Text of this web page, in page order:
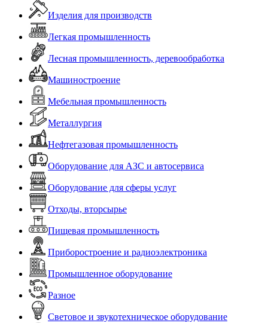
Изделия для производств
Легкая промышленность
Лесная промышленность, деревообработка
Машиностроение
Мебельная промышленность
Металлургия
Нефтегазовая промышленность
Оборудование для АЗС и автосервиса
Оборудование для сферы услуг
Отходы, вторсырье
Пищевая промышленность
Приборостроение и радиоэлектроника
Промышленное оборудование
Разное
Световое и звукотехническое оборудование